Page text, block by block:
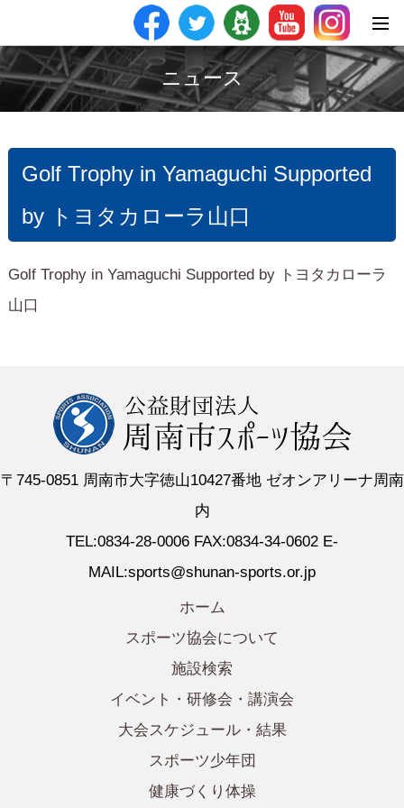
ニュース
Golf Trophy in Yamaguchi Supported
by トヨタカローラ山口
Golf Trophy in Yamaguchi Supported by トヨタカローラ
山口
〒745-0851 周南市大字徳山10427番地 ゼオンアリーナ周南
内
TEL:0834-28-0006 FAX:0834-34-0602 E-
MAIL:sports@shunan-sports.or.jp
ホーム
スポーツ協会について
施設検索
イベント・研修会・講演会
大会スケジュール・結果
スポーツ少年団
健康づくり体操